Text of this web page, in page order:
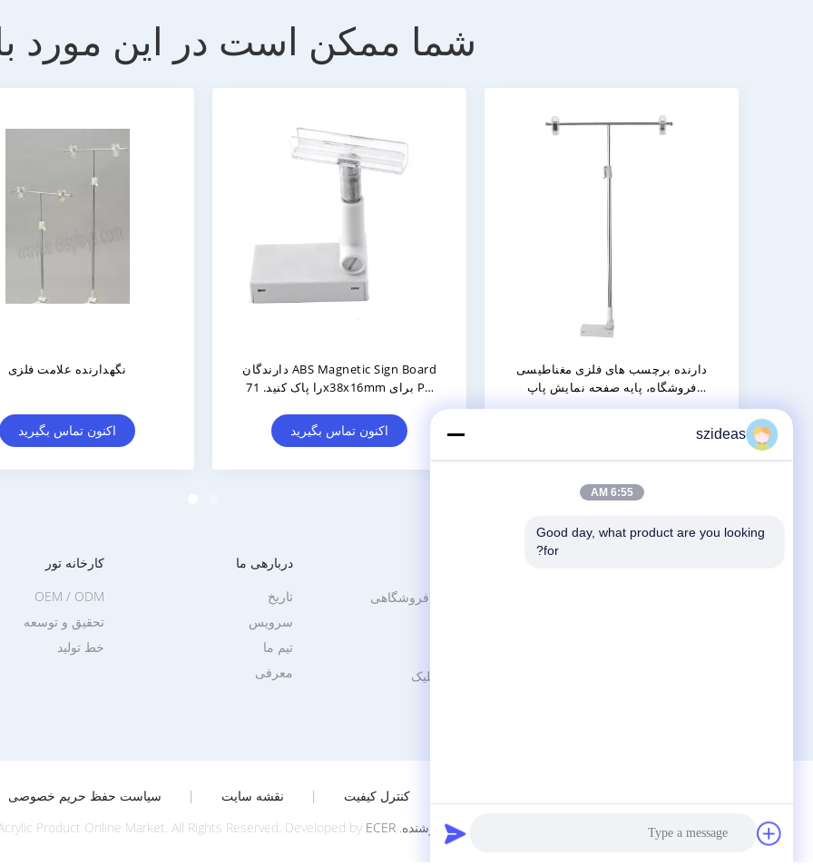
شما ممکن است در این مورد
نگهدارنده های تابلو علامت
اکنون تماس بگیرید
سهامداران فلزات الکتروپلاستیک فلزی
مغناطیسی برای شمارنده قفسه فلزی
اکنون تماس بگیرید
نگهدارنده منوی مغناطیسی آکریلیک
چرخش پذیر 3 طرف نگهدارنده پست
پلکسیگلاس
نگه دارنده علامت اکریلیک
نگهدارنده‌های تابلوهای فروشگاهی
دربارهی ما
معرفی
تاریخ
سرویس
تیم ما
کارخانه تور
خط تولید
OEM / ODM
تحقیق و توسعه
کنترل کیفیت | نقشه سایت |
سیاست حفظ حریم خصوصی
چین نگهدارنده تلفن همراه فروشنده.
Product Online Market. All Rights Reserved. Developed by ECER
szideas
6:55 AM
Good day, what product are you looking
for?